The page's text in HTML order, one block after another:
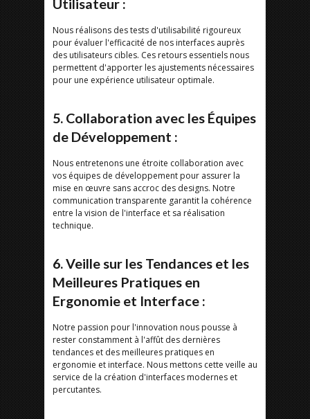
Utilisateur :
Nous réalisons des tests d'utilisabilité rigoureux
pour évaluer l'efficacité de nos interfaces auprès
des utilisateurs cibles. Ces retours essentiels nous
permettent d'apporter les ajustements nécessaires
pour une expérience utilisateur optimale.
5. Collaboration avec les Équipes
de Développement :
Nous entretenons une étroite collaboration avec
vos équipes de développement pour assurer la
mise en œuvre sans accroc des designs. Notre
communication transparente garantit la cohérence
entre la vision de l'interface et sa réalisation
technique.
6. Veille sur les Tendances et les
Meilleures Pratiques en
Ergonomie et Interface :
Notre passion pour l'innovation nous pousse à
rester constamment à l'affût des dernières
tendances et des meilleures pratiques en
ergonomie et interface. Nous mettons cette veille au
service de la création d'interfaces modernes et
percutantes.